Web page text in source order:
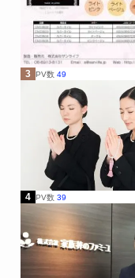
3 PV数 49
4 PV数 39